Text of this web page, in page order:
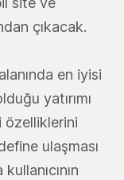
çıkacak.
en iyisi
yatırımı
özelliklerini
ulaşması